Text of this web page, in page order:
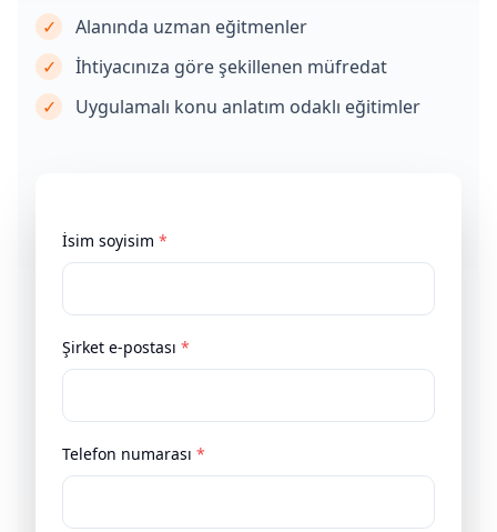
✓
Alanında uzman eğitmenler
✓
İhtiyacınıza göre şekillenen müfredat
✓
Uygulamalı konu anlatım odaklı eğitimler
İsim soyisim *
Şirket e-postası *
Telefon numarası *